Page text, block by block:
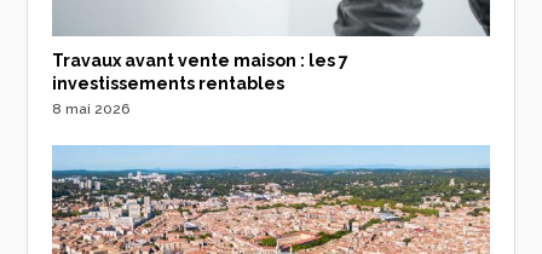
Travaux avant vente maison : les 7
investissements rentables
8 mai 2026